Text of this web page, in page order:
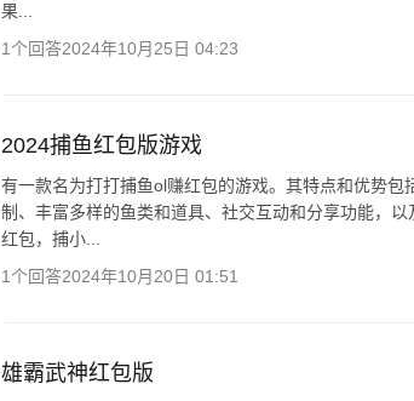
果...
1个回答2024年10月25日 04:23
2024捕鱼红包版游戏
有一款名为打打捕鱼ol赚红包的游戏。其特点和优势
制、丰富多样的鱼类和道具、社交互动和分享功能，
红包，捕小...
1个回答2024年10月20日 01:51
雄霸武神红包版